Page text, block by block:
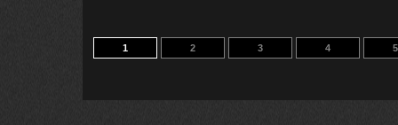
1 2 3 4 5